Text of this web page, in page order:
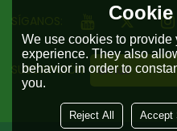
SUSCRIPCIÓN
We use cookies to
experience. They also
behavior in order to
you.
Reject All Accept